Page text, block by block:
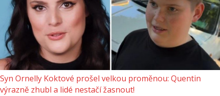
Syn Ornelly Koktové prošel velkou proměnou: Quentin
výrazně zhubl a lidé nestačí žasnout!